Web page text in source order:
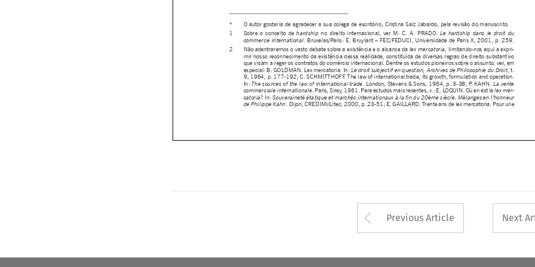

   
 
  


  

  
    
   
  
especial: B. GOLDMAN. Lex mercatoria. In:
In: The sources of the law of international trade. London, Stevens & Sons, 1964, p. 3-38; P. KAHN. La vente
commerciale internationale. Paris, Sirey, 1961. Para estudos mais recentes, v. : E. LOQUIN. Où en est la lex mer-
catoria? In: Souveraineté étatique et marchés internationaux à la fin du 20
ème siècle. Mélanges en l’honneur
de Philippe Kahn
. Dijon, CREDIMI/Litec, 2000, p. 23-51;E. GAILLARD. Trente ans de lex mercatoria. Pour une
Arrow button used
Previous Article Next